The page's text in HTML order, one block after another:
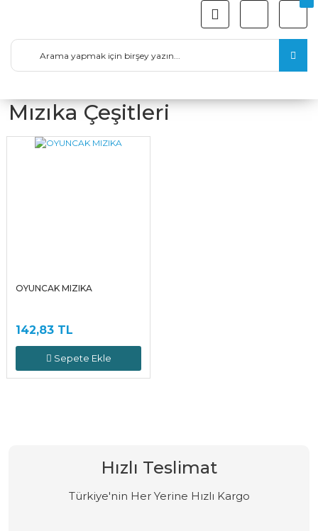
Mızıka Çeşitleri
OYUNCAK MIZIKA
142,83 TL
Sepete Ekle
Hızlı Teslimat
Türkiye'nin Her Yerine Hızlı Kargo